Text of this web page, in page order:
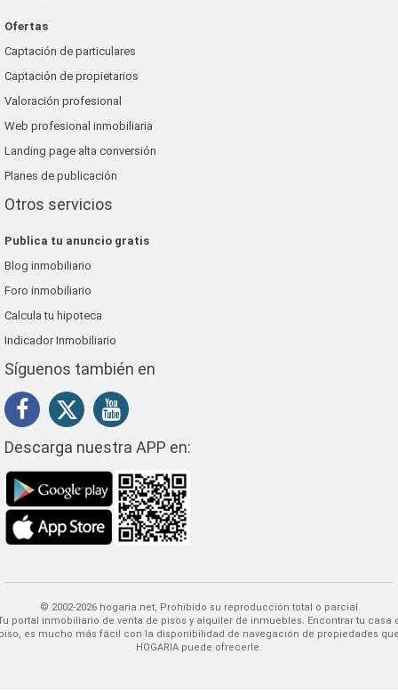
Ofertas
Captación de particulares
Captación de propietarios
Valoración profesional
Web profesional inmobiliaria
Landing page alta conversión
Planes de publicación
Otros servicios
Publica tu anuncio gratis
Blog inmobiliario
Foro inmobiliario
Calcula tu hipoteca
Indicador Inmobiliario
Síguenos también en
Descarga nuestra APP en:
© 2002-2026 hogaria.net, Prohibido su reproducción total o parcial
Encontrar tu casa o
es mucho más fácil con la disponibilidad de navegación de propiedades
HOGARIA puede ofrecerle.